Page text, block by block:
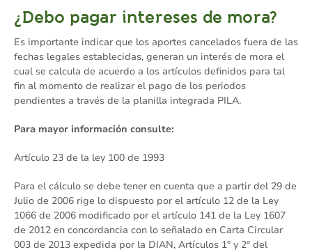
¿Debo pagar intereses de mora?
Es importante indicar que los aportes cancelados fuera de las
fechas legales establecidas, generan un interés de mora el
cual se calcula de acuerdo a los artículos definidos para tal
fin al momento de realizar el pago de los periodos
pendientes a través de la planilla integrada PILA.
Para mayor información consulte:
Artículo 23 de la ley 100 de 1993
Para el cálculo se debe tener en cuenta que a partir del 29 de
Julio de 2006 rige lo dispuesto por el artículo 12 de la Ley
1066 de 2006 modificado por el artículo 141 de la Ley 1607
de 2012 en concordancia con lo señalado en Carta Circular
003 de 2013 expedida por la DIAN, Artículos 1° y 2° del